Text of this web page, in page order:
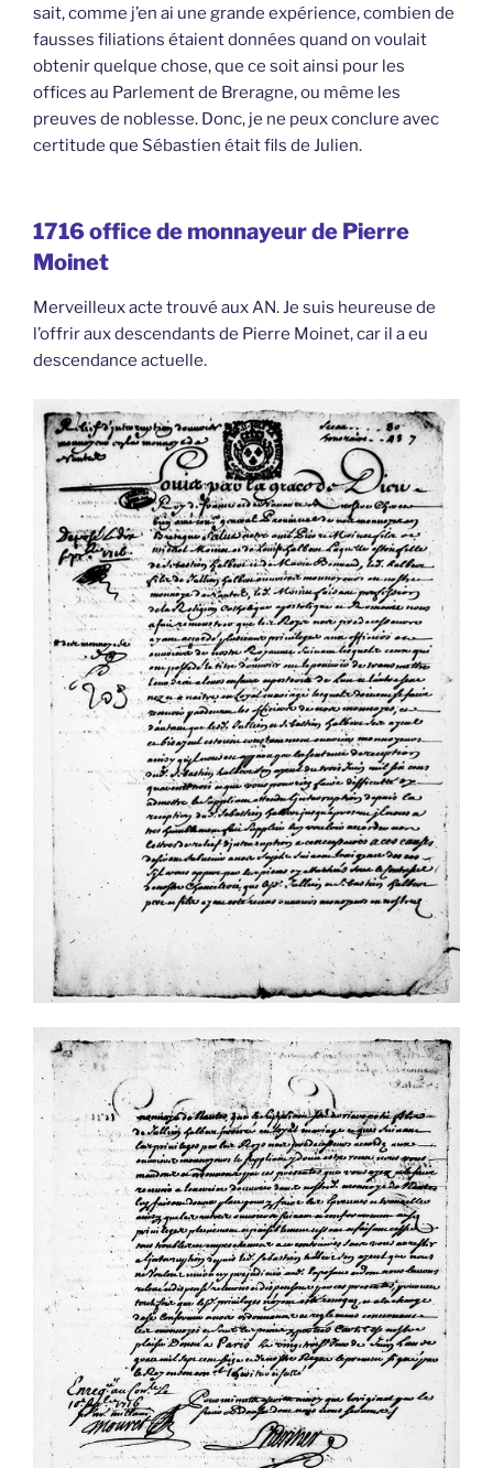
sait, comme j’en ai une grande expérience, combien de
fausses filiations étaient données quand on voulait
obtenir quelque chose, que ce soit ainsi pour les
offices au Parlement de Breragne, ou même les
preuves de noblesse. Donc, je ne peux conclure avec
certitude que Sébastien était fils de Julien.
1716 office de monnayeur de Pierre
Moinet
Merveilleux acte trouvé aux AN. Je suis heureuse de
l’offrir aux descendants de Pierre Moinet, car il a eu
descendance actuelle.